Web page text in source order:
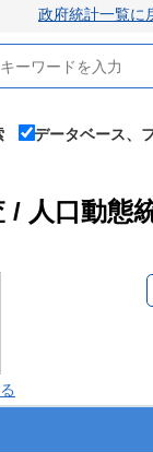
政府統計一覧に
データベース、
/ 人口動態